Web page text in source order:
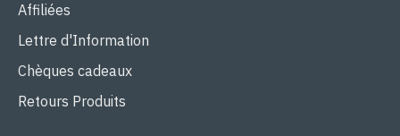
Affiliées
Lettre d'Information
Chèques cadeaux
Retours Produits